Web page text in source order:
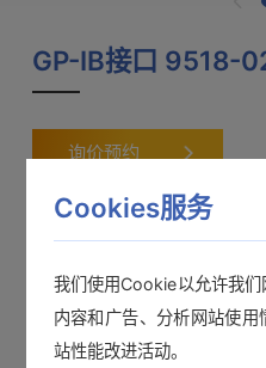
GP-IB接口 9518-
询价预约
选件 相关下载
Cookies服务
我们使用Cookie以允许我
内容和广告、分析网站使
站性能改进活动。